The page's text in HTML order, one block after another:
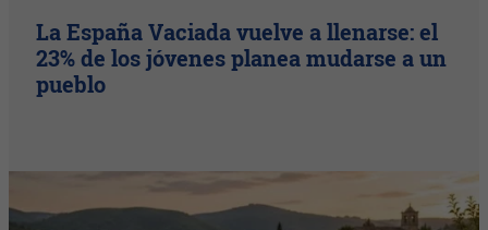
La España Vaciada vuelve a llenarse: el
23% de los jóvenes planea mudarse a un
pueblo